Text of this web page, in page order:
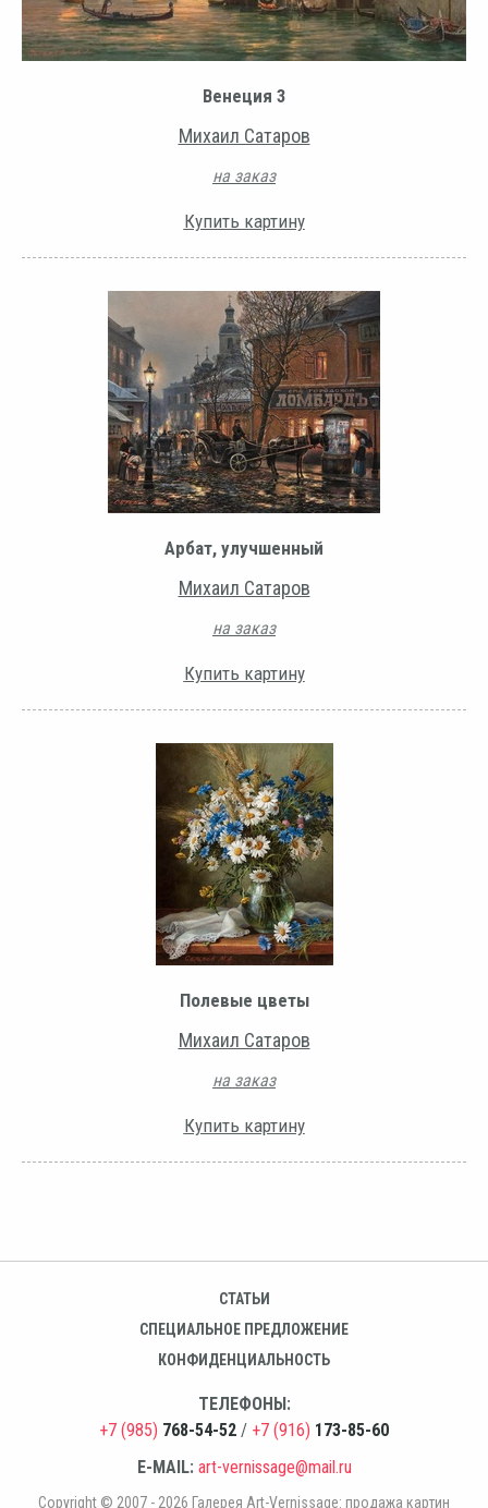
Венеция 3
Михаил Сатаров
на заказ
Купить картину
Арбат, улучшенный
Михаил Сатаров
на заказ
Купить картину
Полевые цветы
Михаил Сатаров
на заказ
Купить картину
СТАТЬИ
СПЕЦИАЛЬНОЕ ПРЕДЛОЖЕНИЕ
КОНФИДЕНЦИАЛЬНОСТЬ
ТЕЛЕФОНЫ:
+7 (985) 768-54-52 / +7 (916) 173-85-60
E-MAIL: art-vernissage@mail.ru
Copyright © 2007 - 2026 Галерея Art-Vernissage: продажа картин